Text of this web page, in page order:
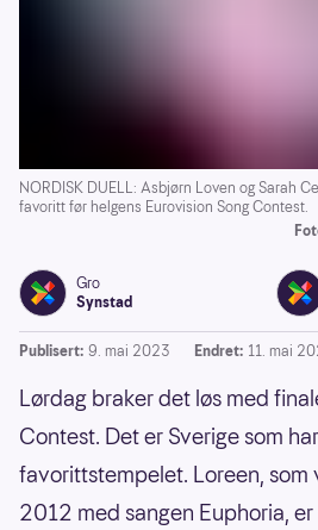
NORDISK DUELL: Asbjørn Loven og Sarah
favoritt før helgens Eurovision Song Contest.
Gro
Synstad
Publisert: 9. mai 2023 Endret: 11. mai
Lørdag braker det løs med
Contest. Det er Sverige som
favorittstempelet. Loreen, som
2012 med sangen Euphoria,